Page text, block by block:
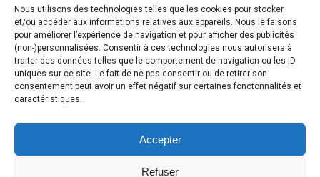
Nous utilisons des technologies telles que les cookies pour stocker
et/ou accéder aux informations relatives aux appareils. Nous le faisons
pour améliorer l’expérience de navigation et pour afficher des publicités
(non-)personnalisées. Consentir à ces technologies nous autorisera à
traiter des données telles que le comportement de navigation ou les ID
uniques sur ce site. Le fait de ne pas consentir ou de retirer son
consentement peut avoir un effet négatif sur certaines fonctonnalités et
caractéristiques.
Accepter
Refuser